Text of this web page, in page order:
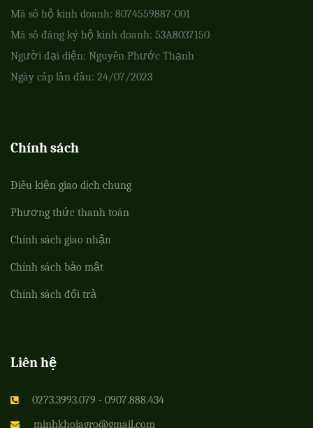
Mã số hộ kinh doanh: 8074559887-001
Mã số đăng ký hộ kinh doanh: 53A8037150
Người đại diện: Nguyễn Phước Thạnh
Ngày cấp lần đầu: 24/07/2023
Chính sách
Điều kiện giao dịch chung
Phương thức thanh toán
Chính sách giao nhận
Chính sách bảo mật
Chính sách đổi trả
Liên hệ
0273.3993.079 - 0907.888.434
minhkhoiagro@gmail.com